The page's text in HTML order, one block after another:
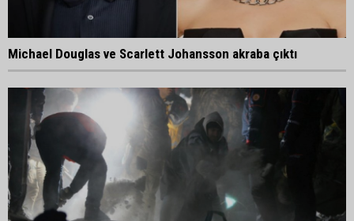
Michael Douglas ve Scarlett Johansson akraba çıktı